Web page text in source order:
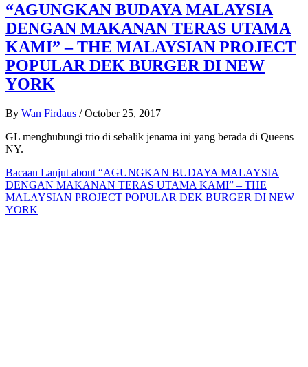
“AGUNGKAN BUDAYA MALAYSIA
DENGAN MAKANAN TERAS UTAMA
KAMI” – THE MALAYSIAN PROJECT
POPULAR DEK BURGER DI NEW
YORK
By Wan Firdaus / October 25, 2017
GL menghubungi trio di sebalik jenama ini yang berada di Queens
NY.
Bacaan Lanjut about “AGUNGKAN BUDAYA MALAYSIA
DENGAN MAKANAN TERAS UTAMA KAMI” – THE
MALAYSIAN PROJECT POPULAR DEK BURGER DI NEW
YORK